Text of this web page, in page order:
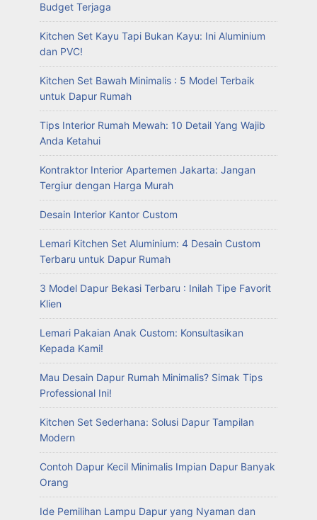
Budget Terjaga
Kitchen Set Kayu Tapi Bukan Kayu: Ini Aluminium
dan PVC!
Kitchen Set Bawah Minimalis : 5 Model Terbaik
untuk Dapur Rumah
Tips Interior Rumah Mewah: 10 Detail Yang Wajib
Anda Ketahui
Kontraktor Interior Apartemen Jakarta: Jangan
Tergiur dengan Harga Murah
Desain Interior Kantor Custom
Lemari Kitchen Set Aluminium: 4 Desain Custom
Terbaru untuk Dapur Rumah
3 Model Dapur Bekasi Terbaru : Inilah Tipe Favorit
Klien
Lemari Pakaian Anak Custom: Konsultasikan
Kepada Kami!
Mau Desain Dapur Rumah Minimalis? Simak Tips
Professional Ini!
Kitchen Set Sederhana: Solusi Dapur Tampilan
Modern
Contoh Dapur Kecil Minimalis Impian Dapur Banyak
Orang
Ide Pemilihan Lampu Dapur yang Nyaman dan